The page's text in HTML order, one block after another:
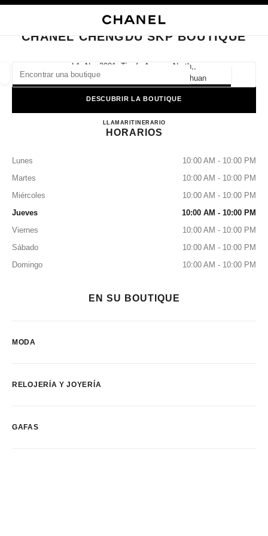
las sugerencias se muestran debajo de esta barra de búsqueda
0 Sugerencias disponibles
CERRAR TARJETA DE BOUTIQUE CHANEL CHENGDU SKP BOUTIQUE
CHANEL CHENGDU SKP BOUTIQUE
L1, No. 2001, Tianfu Avenue North,,
610000 Chengdu, Gaoxin District Sichuan
DESCUBRIR LA BOUTIQUE
LLAMAR4009555888ITINERARIOChanel Chengdu SKP Boutique
HORARIOS
Lunes
10:00 AM - 10:00 PM
Martes
10:00 AM - 10:00 PM
Miércoles
10:00 AM - 10:00 PM
Jueves
10:00 AM - 10:00 PM
Viernes
10:00 AM - 10:00 PM
Sábado
10:00 AM - 10:00 PM
Domingo
10:00 AM - 10:00 PM
EN SU BOUTIQUE
MODA
RELOJERÍA Y JOYERÍA
GAFAS
resultado de los filtros por: RELOJERÍA Y JOYERÍA